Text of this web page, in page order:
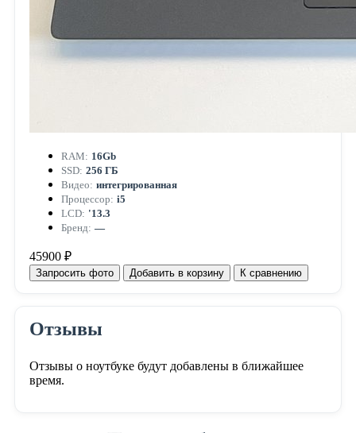
RAM: 16Gb
SSD: 256 ГБ
Видео: интегрированная
Процессор: i5
LCD: '13.3
Бренд: —
45900 ₽
Запросить фото Добавить в корзину К сравнению
Отзывы
Отзывы о ноутбуке будут добавлены в ближайшее
время.